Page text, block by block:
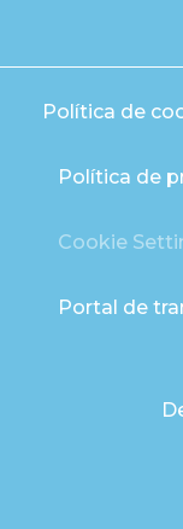
Política de
Política de
Cookie
Portal de